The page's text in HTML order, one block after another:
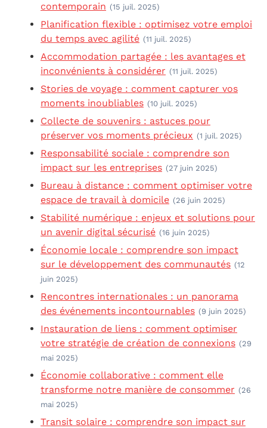
contemporain (15 juil. 2025)
Planification flexible : optimisez votre emploi
du temps avec agilité (11 juil. 2025)
Accommodation partagée : les avantages et
inconvénients à considérer (11 juil. 2025)
Stories de voyage : comment capturer vos
moments inoubliables (10 juil. 2025)
Collecte de souvenirs : astuces pour
préserver vos moments précieux (1 juil. 2025)
Responsabilité sociale : comprendre son
impact sur les entreprises (27 juin 2025)
Bureau à distance : comment optimiser votre
espace de travail à domicile (26 juin 2025)
Stabilité numérique : enjeux et solutions pour
un avenir digital sécurisé (16 juin 2025)
Économie locale : comprendre son impact
sur le développement des communautés (12
juin 2025)
Rencontres internationales : un panorama
des événements incontournables (9 juin 2025)
Instauration de liens : comment optimiser
votre stratégie de création de connexions (29
mai 2025)
Économie collaborative : comment elle
transforme notre manière de consommer (26
mai 2025)
Transit solaire : comprendre son impact sur